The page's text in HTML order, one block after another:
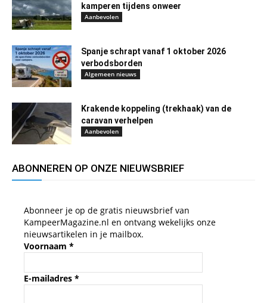
kamperen tijdens onweer
Aanbevolen
Spanje schrapt vanaf 1 oktober 2026
verbodsborden
Algemeen nieuws
Krakende koppeling (trekhaak) van de
caravan verhelpen
Aanbevolen
ABONNEREN OP ONZE NIEUWSBRIEF
Abonneer je op de gratis nieuwsbrief van
KampeerMagazine.nl en ontvang wekelijks onze
nieuwsartikelen in je mailbox.
Voornaam *
E-mailadres *